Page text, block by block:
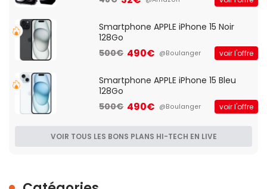
Smartphone APPLE iPhone 15 Noir
128Go
500€ 490€ @Boulanger voir l'offre
Smartphone APPLE iPhone 15 Bleu
128Go
500€ 490€ @Boulanger voir l'offre
VOIR TOUS LES BONS PLANS HI-TECH EN LIVE